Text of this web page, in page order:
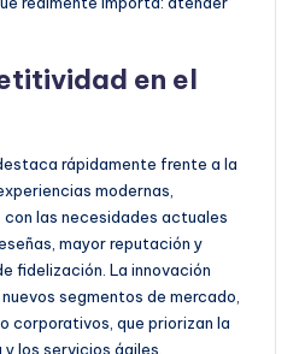
en el
rápidamente frente a la
modernas,
las necesidades actuales
mayor reputación y
fidelización. La innovación
segmentos de mercado,
corporativos, que priorizan la
los servicios ágiles.